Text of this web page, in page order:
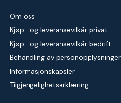
Om oss
Kjøp- og leveransevilkår privat
Kjøp- og leveransevilkår bedrift
Behandling av personopplysninger
Informasjonskapsler
Tilgjengelighetserklæring